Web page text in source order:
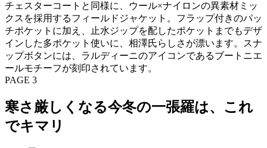
チェスターコートと同様に、ウール×ナイロンの異素材ミッ
クスを採用するフィールドジャケット。フラップ付きのパッ
チポケットに加え、止水ジップを配したポケットまでもデザ
インした多ポケット使いに、相澤氏らしさが漂います。スナ
ップボタンには、ラルディーニのアイコンであるブートニエ
ールモチーフが刻印されています。
PAGE 3
寒さ厳しくなる今冬の一張羅は、これ
でキマリ